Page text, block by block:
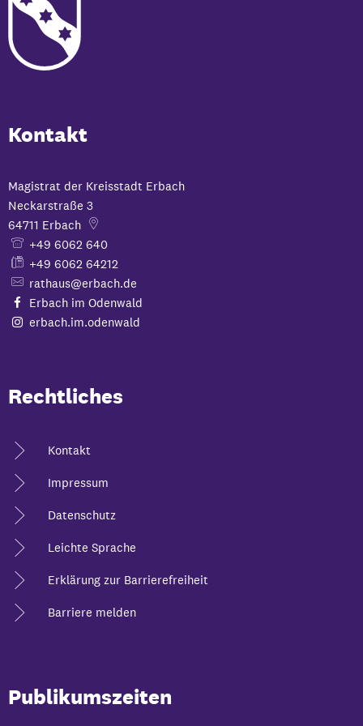
Kontakt
Magistrat der Kreisstadt Erbach
Neckarstraße 3
64711 Erbach
+49 6062 640
+49 6062 64212
rathaus@erbach.de
Erbach im Odenwald
erbach.im.odenwald
Rechtliches
Kontakt
Impressum
Datenschutz
Leichte Sprache
Erklärung zur Barrierefreiheit
Barriere melden
Publikumszeiten